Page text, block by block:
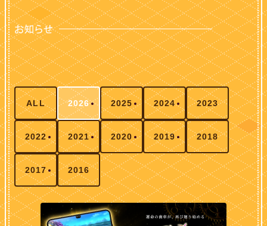
ALL 2026 2025 2024 2023
2022 2021 2020 2019 2018
2017 2016